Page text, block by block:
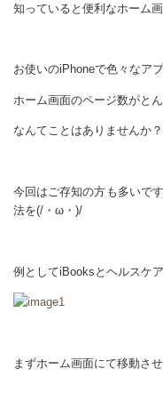
知っていると便利なホーム
お使いのiPhoneで色々なア
ホーム画面のページ数がとん
なんてことはありませんか？
今回はご存知の方も多いで
法を(/・ω・)/
例としてiBooksとヘルスケ
まずホーム画面にて移動さ